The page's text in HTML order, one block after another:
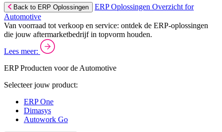
Back to ERP Oplossingen
ERP Oplossingen Overzicht for
Automotive
Van voorraad tot verkoop en service: ontdek de ERP-oplossingen
die jouw aftermarketbedrijf in topvorm houden.
Lees meer:
ERP Producten voor de Automotive
Selecteer jouw product:
ERP One
Dimasys
Autowork Go